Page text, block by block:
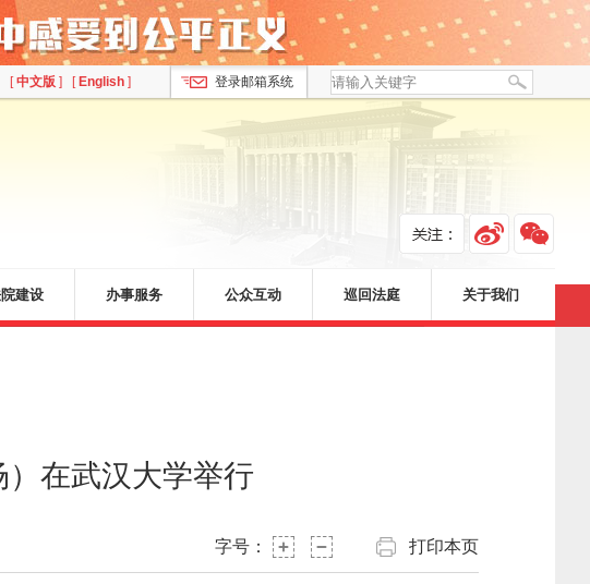
[中文版 ] [ English ] 登录邮箱系统
建设 办事服务 公众互动 巡回法庭 关于我们
在武汉大学举行
字号： 打印本页